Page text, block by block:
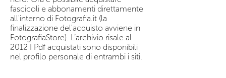
fascicoli e abbonamenti direttamente
all'interno di Fotografia.it (la
finalizzazione del'acquisto avviene in
FotografiaStore). L’archivio risale al
2012 I Pdf acquistati sono disponibili
nel profilo personale di entrambi i siti.